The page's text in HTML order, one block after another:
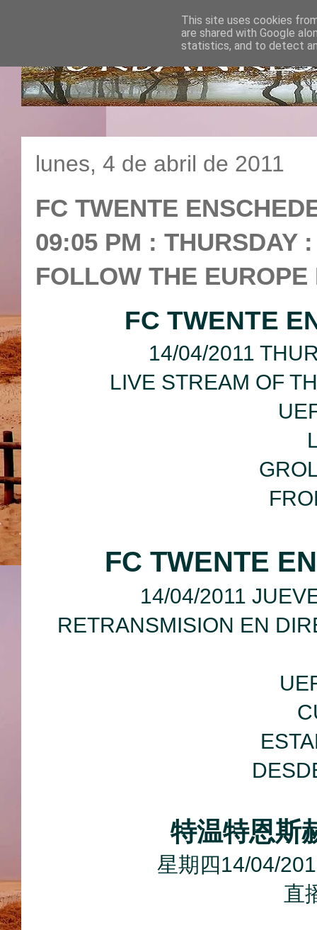
lunes, 4 de abril de 2011
FC TWENTE
09:05 PM : THURSDAY
FOLLOW THE
FC TWENTE
14/04/2011
LIVE STREAM OF
FC TWENTE
14/04/2011
RETRANSMISION EN
特温特恩斯
星期四14/04/
直
This site uses cookies
are shared with Google
statistics, and to detect